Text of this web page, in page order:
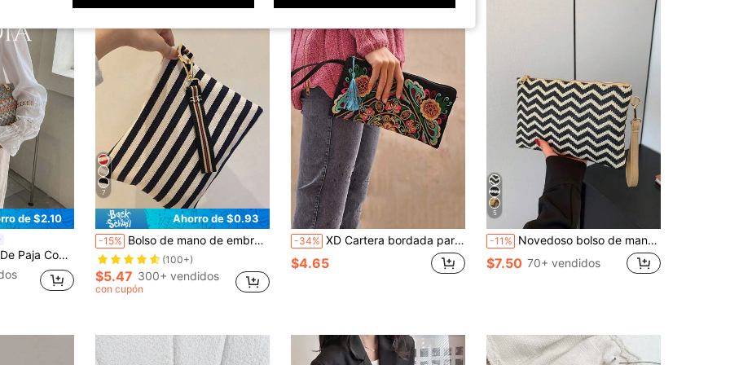
de $2.10
Para Festivales/vacaciones
7
Ahorro de $0.93
-15% Bolso de mano de embrague casual con rayas para mujer
(100+)
$5.47 300+ vendidos
con cupón
-34% XD Cartera bordada para mujer, bolso de mano con cremallera vintage de nicho, monedero de gran capacidad, funda de teléfono para mujer, regalo del Día de la Madre
$4.65
5
-11% Novedoso bolso de mano de archivo portátil de primavera/verano, casual con diseño de onda en bloque de color blanco y negro. Sobres tejidos en ratán multiusos para mujeres, esencial para la playa, verano, viajes, vacaciones y playa.
$7.50 70+ vendidos